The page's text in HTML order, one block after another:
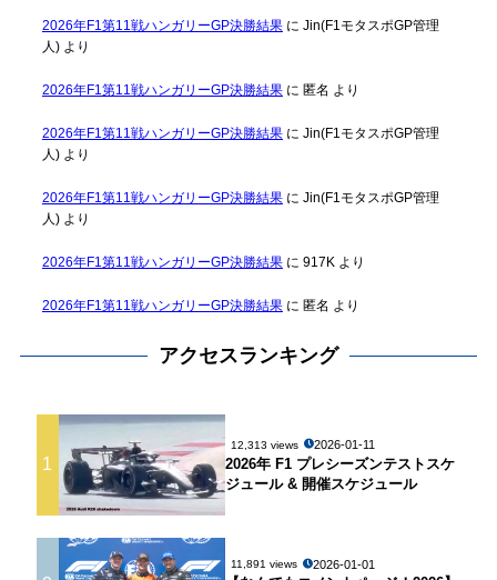
2026年F1第11戦ハンガリーGP決勝結果に Jin(F1モタスポGP管理
人)より
2026年F1第11戦ハンガリーGP決勝結果に 匿名 より
2026年F1第11戦ハンガリーGP決勝結果に Jin(F1モタスポGP管理
人)より
2026年F1第11戦ハンガリーGP決勝結果に Jin(F1モタスポGP管理
人)より
2026年F1第11戦ハンガリーGP決勝結果に 917K より
2026年F1第11戦ハンガリーGP決勝結果に 匿名 より
アクセスランキング
1
12,313 views 2026-01-11
2026年 F1 プレシーズンテストスケ
ジュール & 開催スケジュール
11,891 views 2026-01-01